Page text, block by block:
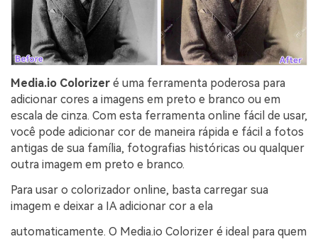
Media.io Colorizer é uma ferramenta poderosa para
adicionar cores a imagens em preto e branco ou em
escala de cinza. Com esta ferramenta online fácil de usar,
você pode adicionar cor de maneira rápida e fácil a fotos
antigas de sua família, fotografias históricas ou qualquer
outra imagem em preto e branco.
Para usar o colorizador online, basta carregar sua
imagem e deixar a IA adicionar cor a ela
automaticamente. O Media.io Colorizer é ideal para quem